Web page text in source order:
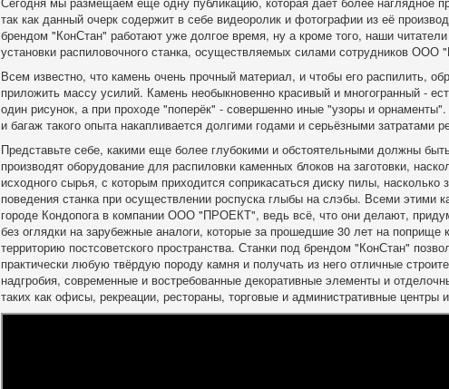
так как данный очерк содержит в себе видеоролик и фотографии из её
брендом "КонСтан" работают уже долгое время, ну а кроме того, наши
установки распиловочного станка, осуществляемых силами сотрудников
Всем известно, что камень очень прочный материал, и чтобы его распилить,
приложить массу усилий. Камень необыкновенно красивый и многогранный -
один рисунок, а при проходе "поперёк" - совершенно иные "узоры и
и багаж такого опыта накапливается долгими годами и серьёзными затратами
Представьте себе, какими еще более глубокими и обстоятельными должны
производят оборудование для распиловки каменных блоков на заготовки,
исходного сырья, с которым приходится соприкасаться диску пилы, насколько
поведения станка при осуществлении роспуска глыбы на слэбы. Всеми
городе Кондопога в компании ООО "ПРОЕКТ", ведь всё, что они делают,
без оглядки на зарубежные аналоги, которые за прошедшие 30 лет на поприще
территорию постсоветского пространства. Станки под брендом "КонСтан"
практически любую твёрдую породу камня и получать из него отличные
надгробия, современные и востребованные декоративные элементы и
таких как офисы, рекреации, рестораны, торговые и административные центры